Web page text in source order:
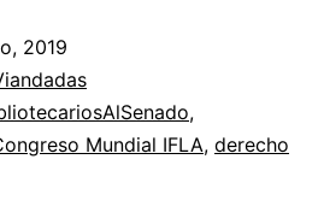
2019
,
Mundial IFLA, derecho